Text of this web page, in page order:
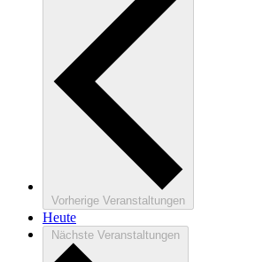
Vorherige Veranstaltungen
Heute
Nächste Veranstaltungen